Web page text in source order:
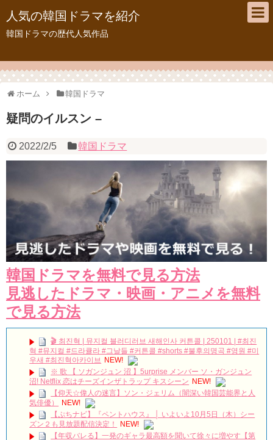
人気の韓国ドラマを紹介
韓国ドラマの歴代人気作品
ホーム 韓国ドラマ
疑問のイルスン –
2022/2/5 韓国ドラマ
韓国ドラマを無料で見る方法
見逃したドラマ・映画・アニメを無料
で見る方法
🎬 최진혁 | 뮤지컬 블러디러브 새해인사 커튼콜 | 250101 | #최진
혁 #뮤지컬 #드라큘라 #그날들 #커튼콜 #shorts #불후의명곡 #영원 #미
우새 #최진혁아카이브 NEW!
※ 歌 【 ソガンジュン 沼 】5urprise メンバー ソ・ガンジュン
沼! Netflix 恋はチーズインザトラップ キスシーン NEW!
【仰天☆偉人の迷言】ソン・ジェリム（闇深い韓国芸能界と人
気俳優）
NEW!
【ぷちナビ】『ペントハウス』 │ いよいよ10月5日（木）シー
ズン２も見放題配信決定！
NEW!
【年収バレる】一発のギャラ最高額を聞いて徐々に増やす【第